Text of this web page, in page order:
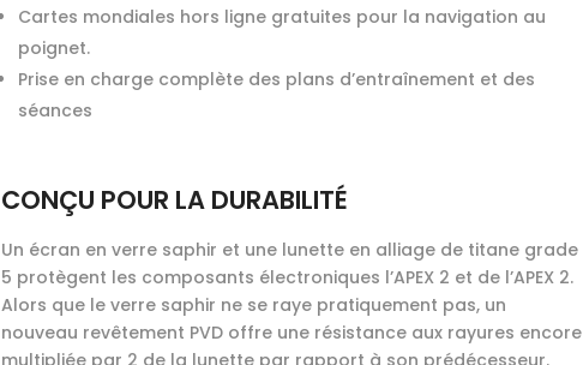
Cartes mondiales hors ligne gratuites pour la navigation au
poignet.
Prise en charge complète des plans d’entraînement et des
séances
CONÇU POUR LA DURABILITÉ
Un écran en verre saphir et une lunette en alliage de titane grade
5 protègent les composants électroniques l’APEX 2 et de l’APEX 2.
Alors que le verre saphir ne se raye pratiquement pas, un
nouveau revêtement PVD offre une résistance aux rayures encore